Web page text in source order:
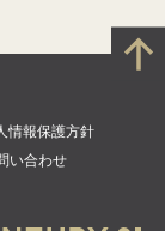
情報保護方針
い合わせ